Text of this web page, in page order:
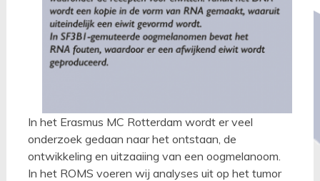
In het Erasmus MC Rotterdam wordt er veel
onderzoek gedaan naar het ontstaan, de
ontwikkeling en uitzaaiing van een oogmelanoom.
In het ROMS voeren wij analyses uit op het tumor